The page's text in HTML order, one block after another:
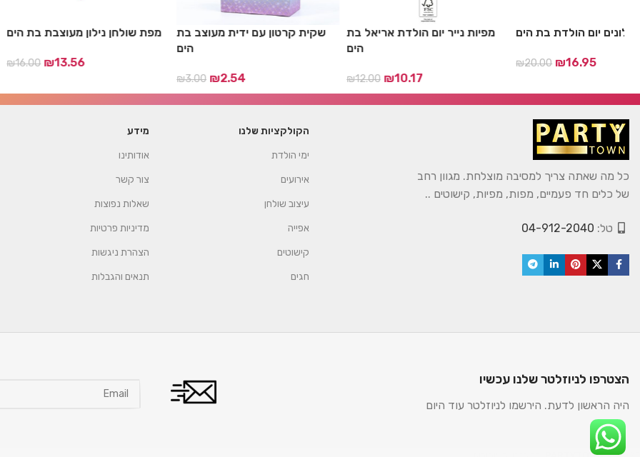
מפת שולחן נילון
13.56
שקית קרטון עם ידית מעוצב בת
2.54
מפיות נייר יום הולדת אריאל בת
10.17
זר בלונים יום הולדת בת הים
16.95
כל מה שאתה צריך למסיבה מוצלחת. מגוון רחב
של כלים חד פעמיים, מפות, מפיות, קישוטים ..
טל: 04-912-2040
הקולקציות שלנו
ימי הולדת
אירועים
עיצוב שולחן
אפייה
קישוטים
חגים
מידע
אודותינו
צור קשר
שאלות נפוצות
מדיניות פרטיות
הצהרת ניגשות
תנאים והגבלות
הצטרפו לניוזלטר שלנו עכשיו
היה הראשון לדעת. הירשמו לניוזלטר עוד היום